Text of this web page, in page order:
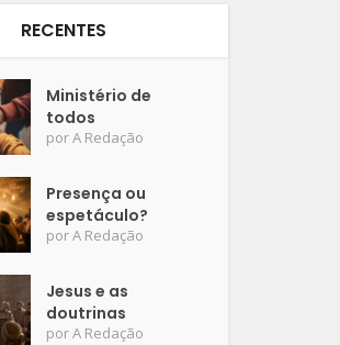
RECENTES
Ministério de
todos
porA Redação
Presença ou
espetáculo?
porA Redação
Jesus e as
doutrinas
porA Redação